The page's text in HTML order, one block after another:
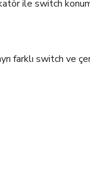
ile switch
farklı switch ve